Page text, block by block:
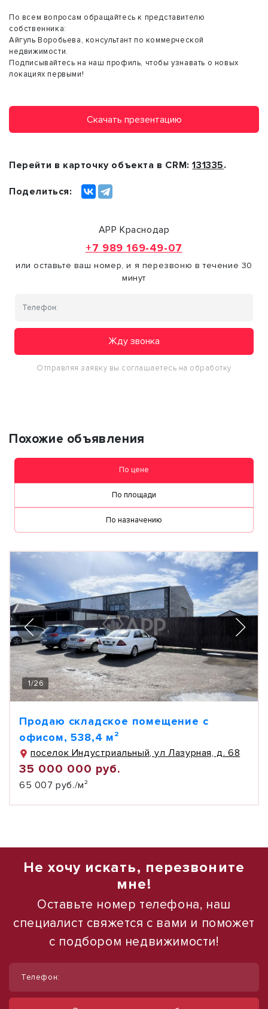
По всем вопросам обращайтесь к представителю
собственника:
Айгуль Воробьева, консультант по коммерческой
недвижимости.
Подписывайтесь на наш профиль, чтобы узнавать о новых
локациях первыми!
Скачать презентацию
Перейти в карточку объекта в CRM:131335.
Поделиться:
АРР Краснодар
+7 989 169-49-07
или оставьте ваш номер, и я перезвоню в течение 30
минут
Жду звонка
Отправляя заявку вы соглашаетесь на обработку
Похожие объявления
По цене
По площади
По назначению
1/26
Продаю складское помещение с
офисом, 538,4 м²
поселок Индустриальный, ул Лазурная, д. 68
35 000 000 руб.
65 007 руб./м²
Не хочу искать, перезвоните
мне!
Оставьте номер телефона, наш
специалист свяжется с вами и поможет
с подбором недвижимости!
Телефон: